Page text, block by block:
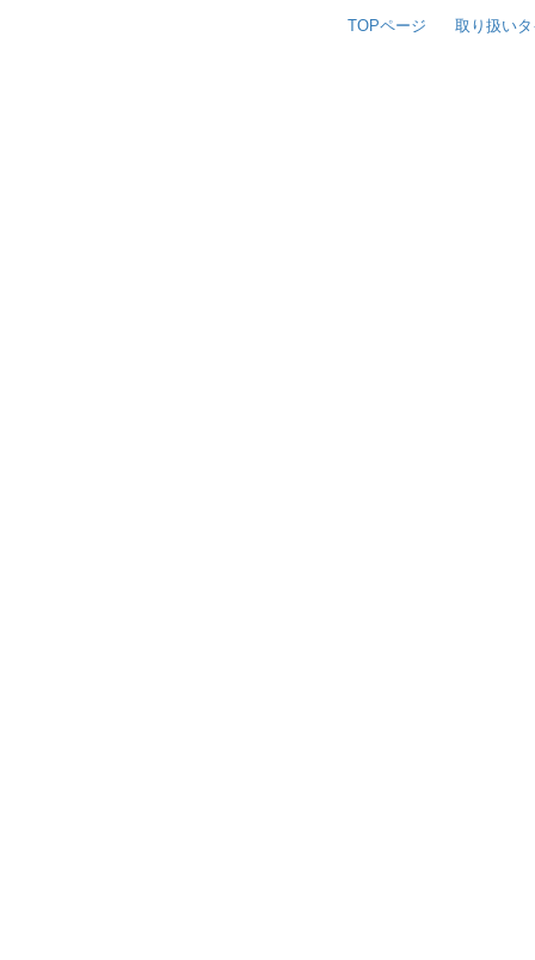
TOPページ 取り扱い